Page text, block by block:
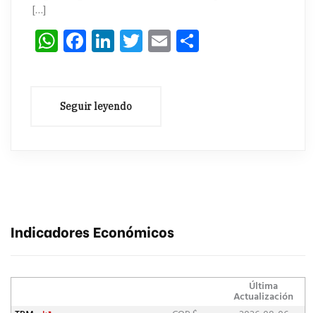
[…]
WhatsApp
Facebook
LinkedIn
Twitter
Email
Indicadores Económicos